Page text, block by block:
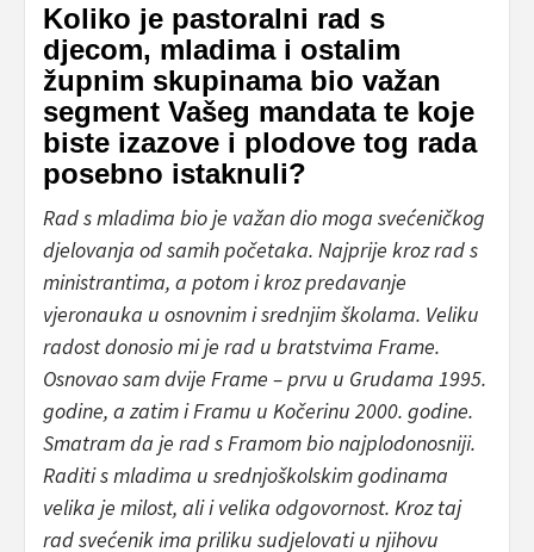
Koliko je pastoralni rad s
djecom, mladima i ostalim
župnim skupinama bio važan
segment Vašeg mandata te koje
biste izazove i plodove tog rada
posebno istaknuli?
Rad s mladima bio je važan dio moga svećeničkog
djelovanja od samih početaka. Najprije kroz rad s
ministrantima, a potom i kroz predavanje
vjeronauka u osnovnim i srednjim školama. Veliku
radost donosio mi je rad u bratstvima Frame.
Osnovao sam dvije Frame – prvu u Grudama 1995.
godine, a zatim i Framu u Kočerinu 2000. godine.
Smatram da je rad s Framom bio najplodonosniji.
Raditi s mladima u srednjoškolskim godinama
velika je milost, ali i velika odgovornost. Kroz taj
rad svećenik ima priliku sudjelovati u njihovu